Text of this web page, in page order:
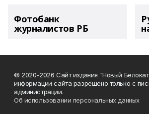
Фотобанк
журналистов РБ
© 2020-2026 Сайт издания "Новый
информации сайта разрешено только с
администрации.
Об использовании персональных данных